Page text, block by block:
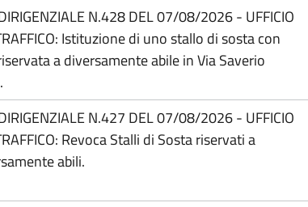
N.428 DEL 07/08/2026 - UFFICIO
Istituzione di uno stallo di sosta con
a diversamente abile in Via Saverio
N.427 DEL 07/08/2026 - UFFICIO
Revoca Stalli di Sosta riservati a
abili.